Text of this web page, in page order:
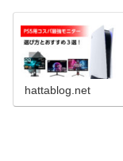
hattablog.net